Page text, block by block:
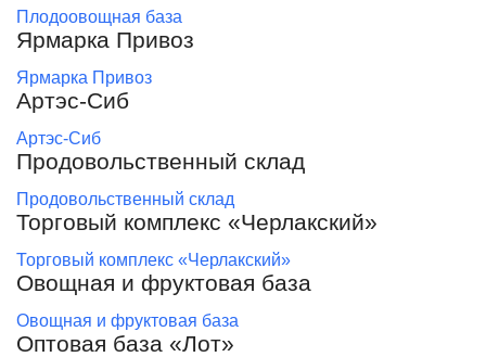
Плодоовощная база
Ярмарка Привоз
Ярмарка Привоз
Артэс-Сиб
Артэс-Сиб
Продовольственный склад
Продовольственный склад
Торговый комплекс «Черлакский»
Торговый комплекс «Черлакский»
Овощная и фруктовая база
Овощная и фруктовая база
Оптовая база «Лот»